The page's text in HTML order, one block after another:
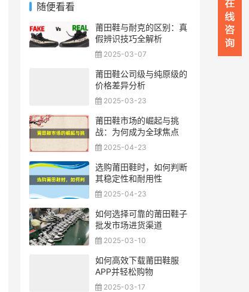
随便看看
莆田鞋与耐克的区别：真
假辨识技巧全解析
2025-03-07
莆田鞋公司级与纯原级的
价格差异分析
2025-03-23
莆田鞋市场的崛起与挑
战：为何成为全球焦点
2025-04-23
选购莆田鞋时，如何判断
其稳定性和耐用性
2025-04-23
如何选择可靠的莆田鞋子
批发市场进货渠道
2025-03-10
如何高效下载莆田鞋服
APP并轻松购物
2025-03-17